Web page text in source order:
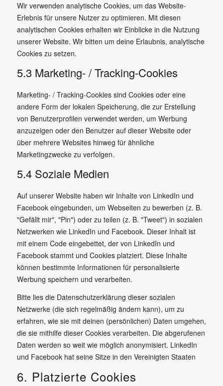
Wir verwenden analytische Cookies, um das Website-
Erlebnis für unsere Nutzer zu optimieren. Mit diesen
analytischen Cookies erhalten wir Einblicke in die Nutzung
unserer Website. Wir bitten um deine Erlaubnis, analytische
Cookies zu setzen.
5.3 Marketing- / Tracking-Cookies
Marketing- / Tracking-Cookies sind Cookies oder eine
andere Form der lokalen Speicherung, die zur Erstellung
von Benutzerprofilen verwendet werden, um Werbung
anzuzeigen oder den Benutzer auf dieser Website oder
über mehrere Websites hinweg für ähnliche
Marketingzwecke zu verfolgen.
5.4 Soziale Medien
Auf unserer Website haben wir Inhalte von LinkedIn und
Facebook eingebunden, um Webseiten zu bewerben (z. B.
"Gefällt mir", "Pin") oder zu teilen (z. B. "Tweet") in sozialen
Netzwerken wie LinkedIn und Facebook. Dieser Inhalt ist
mit einem Code eingebettet, der von LinkedIn und
Facebook stammt und Cookies platziert. Diese Inhalte
können bestimmte Informationen für personalisierte
Werbung speichern und verarbeiten.
Bitte lies die Datenschutzerklärung dieser sozialen
Netzwerke (die sich regelmäßig ändern kann), um zu
erfahren, wie sie mit deinen (persönlichen) Daten umgehen,
die sie mithilfe dieser Cookies verarbeiten. Die abgerufenen
Daten werden so weit wie möglich anonymisiert. LinkedIn
und Facebook hat seine Sitze in den Vereinigten Staaten
6. Platzierte Cookies